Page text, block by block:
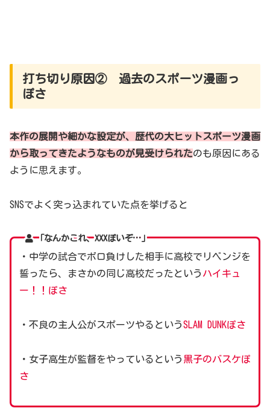
打ち切り原因② 過去のスポーツ漫画っ
ぽさ
本作の展開や細かな設定が、歴代の大ヒットスポーツ漫画
から取ってきたようなものが見受けられたのも原因にある
ように思えます。
SNSでよく突っ込まれていた点を挙げると
「なんかこれ、XXXぽいぞ…」
・中学の試合でボロ負けした相手に高校でリベンジを
誓ったら、まさかの同じ高校だったという ハイキュ
ー！！ぽさ
・不良の主人公がスポーツやるというSLAM DUNKぽさ
・女子高生が監督をやっているという 黒子のバスケぽ
さ